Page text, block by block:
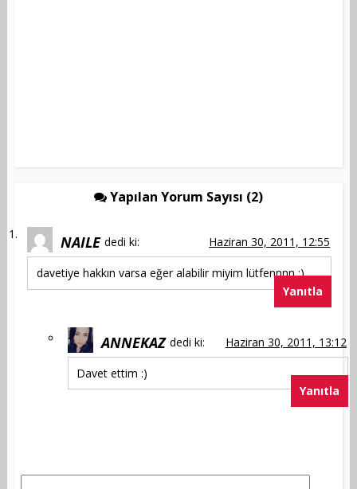
Yapılan Yorum Sayısı (2)
NAILE dedi ki: Haziran 30, 2011, 12:55
davetiye hakkın varsa eğer alabilir miyim lütfennnn :)
Yanıtla
ANNEKAZ dedi ki: Haziran 30, 2011, 13:12
Davet ettim :)
Yanıtla